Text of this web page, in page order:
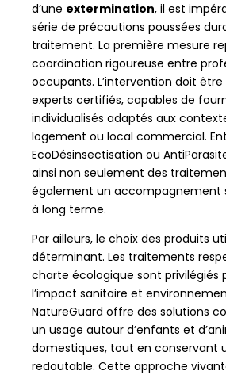
d’une extermination, il est
série de précautions poussées
traitement. La première mesure
coordination rigoureuse entre
occupants. L’intervention doit être
experts certifiés, capables de
individualisés adaptés aux
logement ou local commercial.
EcoDésinsectisation ou
ainsi non seulement des
également un accompagnement
à long terme.
Par ailleurs, le choix des produits
déterminant. Les traitements
charte écologique sont privilégiés
l’impact sanitaire et
NatureGuard offre des solutions
un usage autour d’enfants et
domestiques, tout en conservant
redoutable. Cette approche